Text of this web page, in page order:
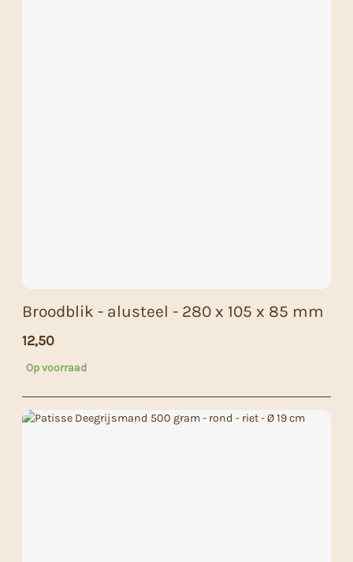
Broodblik - alusteel - 280 x 105 x 85 mm
12,50
Op voorraad